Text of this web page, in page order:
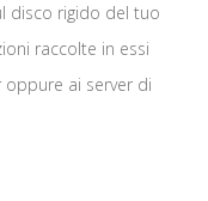
disco rigido del tuo
raccolte in essi
ai server di